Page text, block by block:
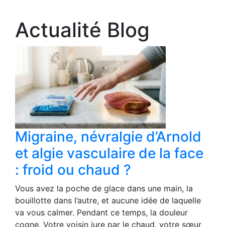
Actualité Blog
Migraine, névralgie d’Arnold
et algie vasculaire de la face
: froid ou chaud ?
Vous avez la poche de glace dans une main, la
bouillotte dans l’autre, et aucune idée de laquelle
va vous calmer. Pendant ce temps, la douleur
cogne. Votre voisin jure par le chaud, votre sœur